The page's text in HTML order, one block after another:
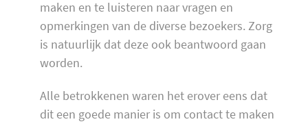
maken en te luisteren naar vragen en
opmerkingen van de diverse bezoekers. Zorg
is natuurlijk dat deze ook beantwoord gaan
worden.
Alle betrokkenen waren het erover eens dat
dit een goede manier is om contact te maken